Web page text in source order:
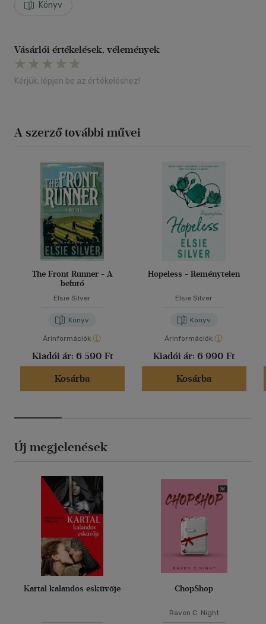
Könyv
Vásárlói értékelések, vélemények
Kérjük, lépjen be az értékeléshez!
A szerző további művei
The Front Runner - A
befutó
Elsie Silver
Könyv
Árinformációk
Kiadói ár: 6 590 Ft
Kosárba
Hopeless - Reménytelen
Elsie Silver
Könyv
Árinformációk
Kiadói ár: 6 990 Ft
Kosárba
Új megjelenések
Kartal kalandos esküvője ChopShop
Raven C. Night